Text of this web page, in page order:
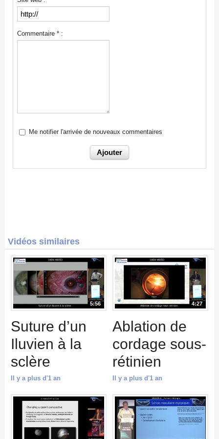
Vidéos similaires
5:56
Suture d’un
Iluvien à la
sclère
Il y a plus d'1 an
4:27
Ablation de
cordage sous-
rétinien
Il y a plus d'1 an
Commentaire * :
Me notifier l'arrivée de nouveaux commentaires